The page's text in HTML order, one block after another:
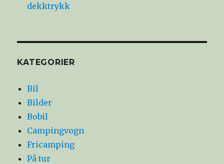
dekktrykk
KATEGORIER
Bil
Bilder
Bobil
Campingvogn
Fricamping
På tur